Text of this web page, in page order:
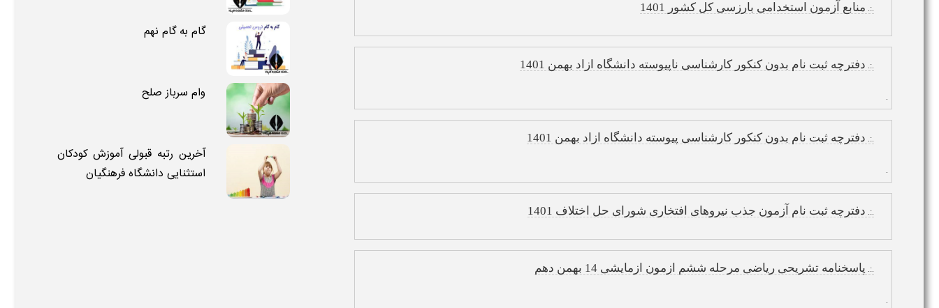
.:. منابع آزمون استخدامی بارزسی کل کشور 1401
.:. دفترچه ثبت نام بدون کنکور کارشناسی ناپیوسته دانشگاه ازاد بهمن 1401
.
.:. دفترچه ثبت نام بدون کنکور کارشناسی پیوسته دانشگاه ازاد بهمن 1401
.
.:. دفترچه ثبت نام آزمون جذب نیروهای افتخاری شورای حل اختلاف 1401
.:. پاسخنامه تشریحی ریاضی مرحله ششم ازمون ازمایشی 14 بهمن دهم
.
گام به گام نهم
وام سرباز صلح
آخرین رتبه قبولی آموزش کودکان
استثنایی دانشگاه فرهنگیان